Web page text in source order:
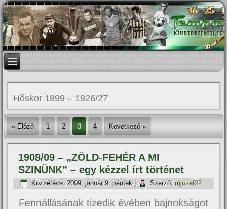
Hőskor 1899 – 1926/27
« Előző 1 2 3 4 Következő »
1908/09 – „ZÖLD-FEHÉR A MI
SZINÜNK” – egy kézzel í­rt történet
Közzétéve: 2009. január 9. péntek Szerző: mjozef22
Fennállásának tizedik évében bajnokságot